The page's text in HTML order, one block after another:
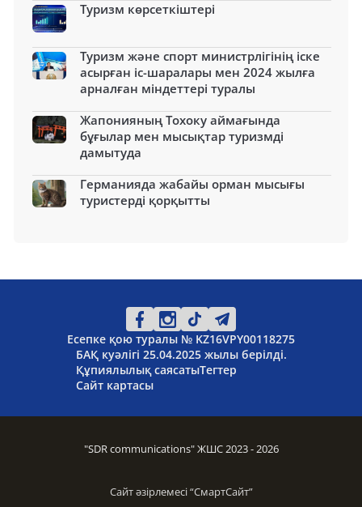
Туризм көрсеткіштері
Туризм және спорт министрлігінің іске
асырған іс-шаралары мен 2024 жылға
арналған міндеттері туралы
Жапонияның Тохоку аймағында
бұғылар мен мысықтар туризмді
дамытуда
Германияда жабайы орман мысығы
туристерді қорқытты
Есепке қою туралы № KZ16VPY00118275
БАҚ куәлігі 25.04.2025 жылы берілді.
Құпиялылық саясатыТегтер
Сайт картасы
"SDR communications" ЖШС 2023 - 2026
Сайт әзірлемесі “СмартСайт”